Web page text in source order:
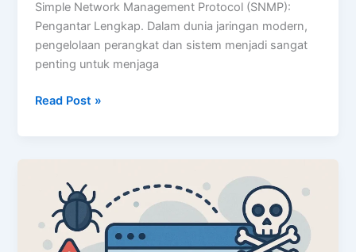
Simple Network Management Protocol (SNMP):
Pengantar Lengkap. Dalam dunia jaringan modern,
pengelolaan perangkat dan sistem menjadi sangat
penting untuk menjaga
Simple
Read Post »